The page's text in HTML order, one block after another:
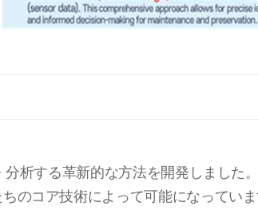
析する革新的な方法を開発しました
のコア技術によって可能になっていま